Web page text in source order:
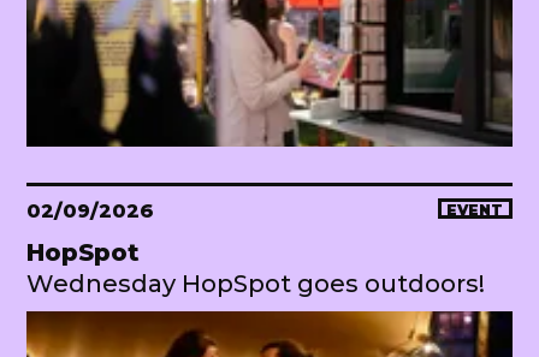
02/09/2026 EVENT
HopSpot
Wednesday HopSpot goes outdoors!